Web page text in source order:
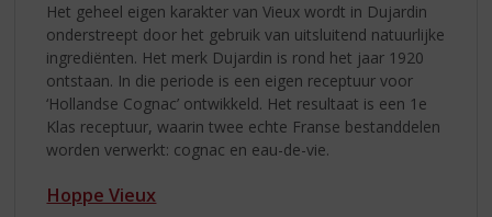
Het geheel eigen karakter van Vieux wordt in Dujardin
onderstreept door het gebruik van uitsluitend natuurlijke
ingrediënten. Het merk Dujardin is rond het jaar 1920
ontstaan. In die periode is een eigen receptuur voor
‘Hollandse Cognac’ ontwikkeld. Het resultaat is een 1e
Klas receptuur, waarin twee echte Franse bestanddelen
worden verwerkt: cognac en eau-de-vie.
Hoppe Vieux